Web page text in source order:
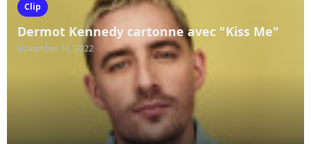
Clip
Dermot Kennedy cartonne avec "Kiss Me"
November 10, 2022